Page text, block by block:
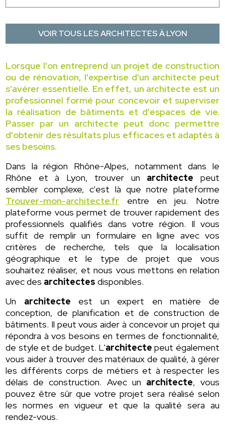
VOIR TOUS LES ARCHITECTES À LYON
Lorsque l'on entreprend un projet de construction
ou de rénovation, l'expertise d'un architecte peut
s'avérer essentielle. En effet, un architecte est un
professionnel formé pour concevoir et superviser
la réalisation de bâtiments et d'espaces de vie.
Passer par un architecte peut donc permettre
d'obtenir des résultats plus efficaces et adaptés à
ses besoins.
Dans la région Rhône-Alpes, notamment dans le
Rhône et à Lyon, trouver un architecte peut
sembler complexe, c'est là que notre plateforme
Trouver-mon-architecte.fr entre en jeu. Notre
plateforme vous permet de trouver rapidement des
professionnels qualifiés dans votre région. Il vous
suffit de remplir un formulaire en ligne avec vos
critères de recherche, tels que la localisation
géographique et le type de projet que vous
souhaitez réaliser, et nous vous mettons en relation
avec des architectes disponibles.
Un architecte est un expert en matière de
conception, de planification et de construction de
bâtiments. Il peut vous aider à concevoir un projet qui
répondra à vos besoins en termes de fonctionnalité,
de style et de budget. L'architecte peut également
vous aider à trouver des matériaux de qualité, à gérer
les différents corps de métiers et à respecter les
délais de construction. Avec un architecte, vous
pouvez être sûr que votre projet sera réalisé selon
les normes en vigueur et que la qualité sera au
rendez-vous.